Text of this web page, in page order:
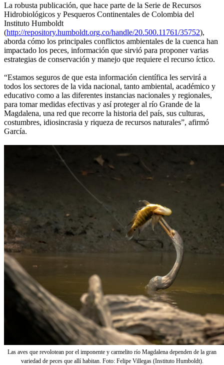
La robusta publicación, que hace parte de la Serie de Recursos
Hidrobiológicos y Pesqueros Continentales de Colombia del
Instituto Humboldt
(http://repository.humboldt.org.co/handle/20.500.11761/35752),
aborda cómo los principales conflictos ambientales de la cuenca han
impactado los peces, información que sirvió para proponer varias
estrategias de conservación y manejo que requiere el recurso íctico.
“Estamos seguros de que esta información científica les servirá a
todos los sectores de la vida nacional, tanto ambiental, académico y
educativo como a las diferentes instancias nacionales y regionales,
para tomar medidas efectivas y así proteger al río Grande de la
Magdalena, una red que recorre la historia del país, sus culturas,
costumbres, idiosincrasia y riqueza de recursos naturales”, afirmó
García.
Las aves que revolotean por el imponente y carmelito río Magdalena dependen de la gran
variedad de peces que allí habitan. Foto: Felipe Villegas (Instituto Humboldt).